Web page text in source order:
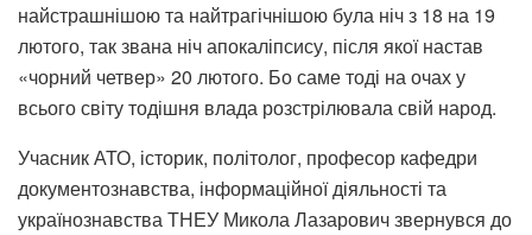
найстрашнішою та найтрагічнішою була ніч з 18 на 19
лютого, так звана ніч апокаліпсису, після якої настав
«чорний четвер» 20 лютого. Бо саме тоді на очах у
всього світу тодішня влада розстрілювала свій народ.
Учасник АТО, історик, політолог, професор кафедри
документознавства, інформаційної діяльності та
українознавства ТНЕУ Микола Лазарович звернувся до